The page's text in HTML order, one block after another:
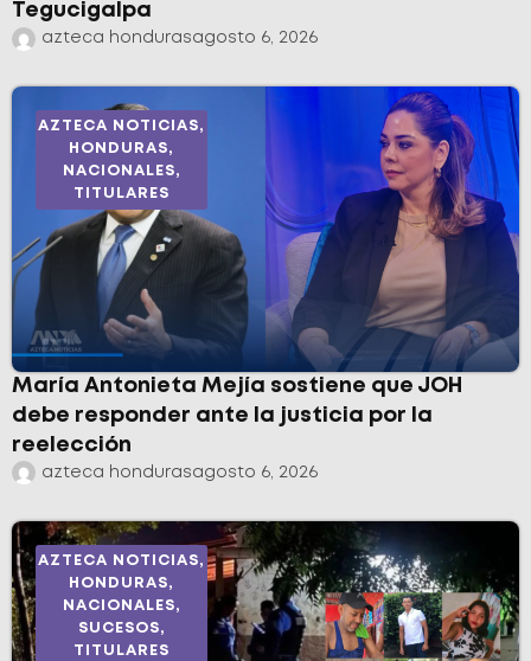
Tegucigalpa
azteca hondurasagosto 6, 2026
AZTECA NOTICIAS,
HONDURAS,
NACIONALES,
TITULARES
María Antonieta Mejía sostiene que JOH
debe responder ante la justicia por la
reelección
azteca hondurasagosto 6, 2026
AZTECA NOTICIAS,
HONDURAS,
NACIONALES,
SUCESOS,
TITULARES